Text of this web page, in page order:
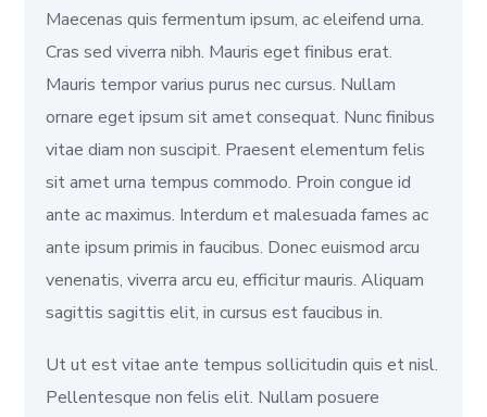
Maecenas quis fermentum ipsum, ac eleifend urna.
Cras sed viverra nibh. Mauris eget finibus erat.
Mauris tempor varius purus nec cursus. Nullam
ornare eget ipsum sit amet consequat. Nunc finibus
vitae diam non suscipit. Praesent elementum felis
sit amet urna tempus commodo. Proin congue id
ante ac maximus. Interdum et malesuada fames ac
ante ipsum primis in faucibus. Donec euismod arcu
venenatis, viverra arcu eu, efficitur mauris. Aliquam
sagittis sagittis elit, in cursus est faucibus in.
Ut ut est vitae ante tempus sollicitudin quis et nisl.
Pellentesque non felis elit. Nullam posuere